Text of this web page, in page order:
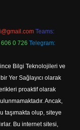
Teams:
0 726 Telegram:
Bilgi Teknolojileri ve
Yer Sağlayıcı olarak
proaktif olarak
Ancak,
taşımakta olup, siteye
Bu internet sitesi,